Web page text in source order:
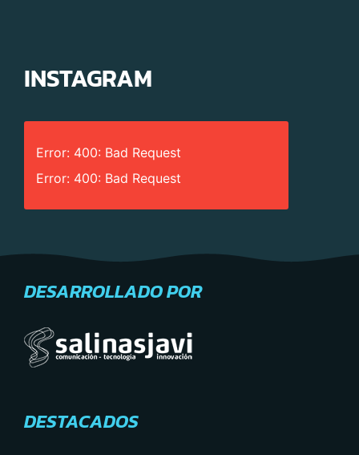
INSTAGRAM
Error: 400: Bad Request
Error: 400: Bad Request
DESARROLLADO POR
DESTACADOS